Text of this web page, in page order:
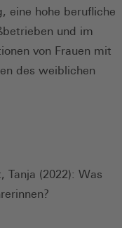
eine hohe berufliche
und im
von Frauen mit
des weiblichen
Tanja (2022): Was